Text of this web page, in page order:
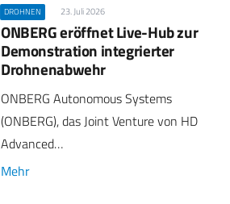
DROHNEN 23. Juli 2026
ONBERG eröffnet Live-Hub zur
Demonstration integrierter
Drohnenabwehr
ONBERG Autonomous Systems
(ONBERG), das Joint Venture von HD
Advanced…
Mehr